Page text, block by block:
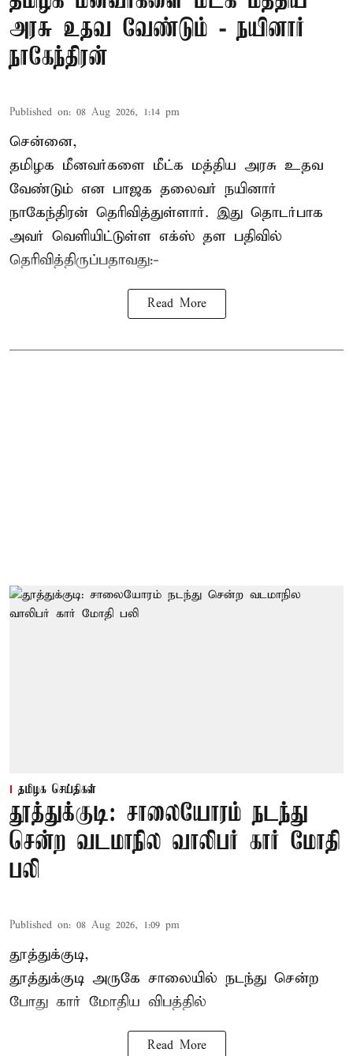
அரசு உதவ வேண்டும் - நயினார்
நாகேந்திரன்
Published on: 08 Aug 2026, 1:14 pm
சென்னை,
தமிழக மீனவர்களை மீட்க மத்திய அரசு உதவ
வேண்டும் என பாஜக தலைவர் நயினார்
நாகேந்திரன் தெரிவித்துள்ளார். இது தொடர்பாக
அவர் வெளியிட்டுள்ள எக்ஸ் தள பதிவில்
தெரிவித்திருப்பதாவது:-
Read More
தமிழக செய்திகள்
தூத்துக்குடி: சாலையோரம் நடந்து
சென்ற வடமாநில வாலிபர் கார் மோதி
பலி
Published on: 08 Aug 2026, 1:09 pm
தூத்துக்குடி,
தூத்துக்குடி அருகே சாலையில் நடந்து சென்ற
போது கார் மோதிய விபத்தில்
Read More